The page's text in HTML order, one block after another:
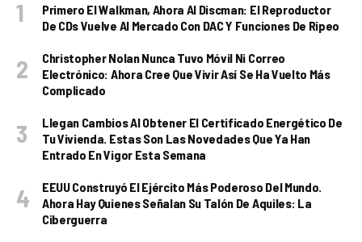
Primero El Walkman, Ahora Al Discman: El Reproductor
De CDs Vuelve Al Mercado Con DAC Y Funciones De Ripeo
Christopher Nolan Nunca Tuvo Móvil Ni Correo
Electrónico: Ahora Cree Que Vivir Así Se Ha Vuelto Más
Complicado
Llegan Cambios Al Obtener El Certificado Energético De
Tu Vivienda. Estas Son Las Novedades Que Ya Han
Entrado En Vigor Esta Semana
EEUU Construyó El Ejército Más Poderoso Del Mundo.
Ahora Hay Quienes Señalan Su Talón De Aquiles: La
Ciberguerra